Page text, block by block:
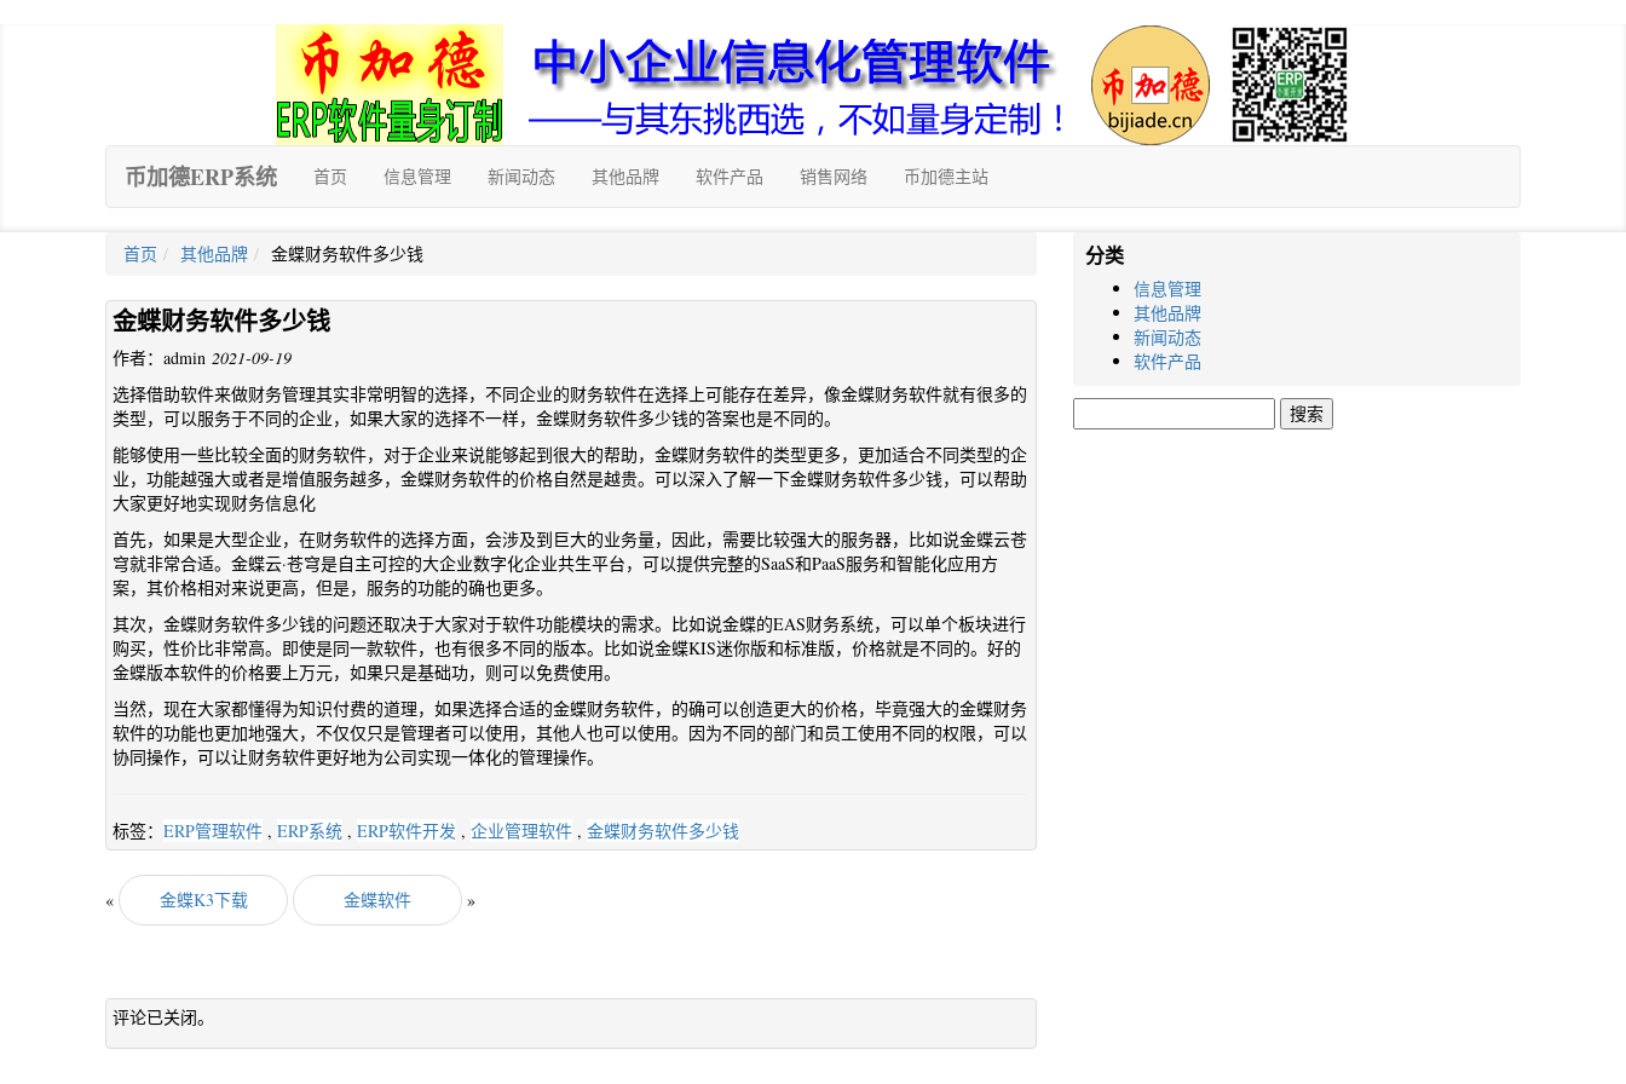
币加德ERP系统 首页 信息管理 新闻动态 其他品牌 软件产品 销售网络 币加德主站
首页 其他品牌 金蝶财务软件多少钱
金蝶财务软件多少钱
作者：admin 2021-09-19
选择借助软件来做财务管理其实非常明智的选择，不同企业的财务软件在选择上可能存在差异，像金蝶财务软件就有很多的
类型，可以服务于不同的企业，如果大家的选择不一样，金蝶财务软件多少钱的答案也是不同的。
能够使用一些比较全面的财务软件，对于企业来说能够起到很大的帮助，金蝶财务软件的类型更多，更加适合不同类型的企
业，功能越强大或者是增值服务越多，金蝶财务软件的价格自然是越贵。可以深入了解一下金蝶财务软件多少钱，可以帮助
大家更好地实现财务信息化
首先，如果是大型企业，在财务软件的选择方面，会涉及到巨大的业务量，因此，需要比较强大的服务器，比如说金蝶云苍
穹就非常合适。金蝶云·苍穹是自主可控的大企业数字化企业共生平台，可以提供完整的SaaS和PaaS服务和智能化应用方
案，其价格相对来说更高，但是，服务的功能的确也更多。
其次，金蝶财务软件多少钱的问题还取决于大家对于软件功能模块的需求。比如说金蝶的EAS财务系统，可以单个板块进行
购买，性价比非常高。即使是同一款软件，也有很多不同的版本。比如说金蝶KIS迷你版和标准版，价格就是不同的。好的
金蝶版本软件的价格要上万元，如果只是基础功，则可以免费使用。
当然，现在大家都懂得为知识付费的道理，如果选择合适的金蝶财务软件，的确可以创造更大的价格，毕竟强大的金蝶财务
软件的功能也更加地强大，不仅仅只是管理者可以使用，其他人也可以使用。因为不同的部门和员工使用不同的权限，可以
协同操作，可以让财务软件更好地为公司实现一体化的管理操作。
标签： ERP管理软件 , ERP系统 , ERP软件开发 , 企业管理软件 , 金蝶财务软件多少钱
« 金蝶K3下载 金蝶软件 »
评论已关闭。
分类
信息管理
其他品牌
新闻动态
软件产品
索：